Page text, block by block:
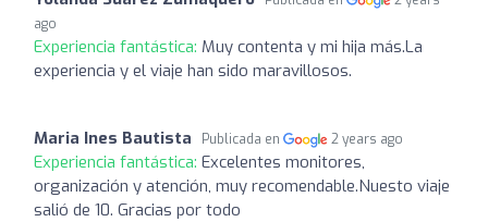
ago
Experiencia fantástica: Muy contenta y mi hija más.La
experiencia y el viaje han sido maravillosos.
Maria Ines Bautista Publicada en 2 years ago
Experiencia fantástica: Excelentes monitores,
organización y atención, muy recomendable.Nuesto viaje
salió de 10. Gracias por todo